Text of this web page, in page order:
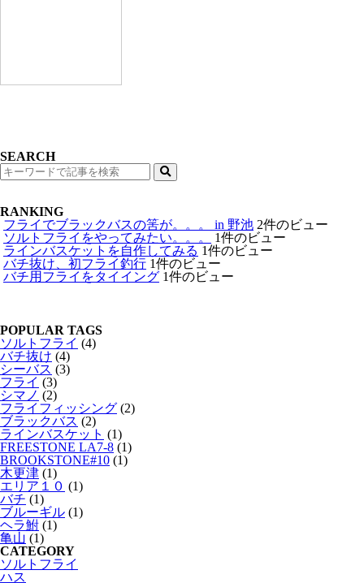
SEARCH
検
索
RANKING
フライでブラックバスの筈が。。。 in 野池 2件のビュー
ソルトフライをやってみたい。。。
1件のビュー
ラインバスケットを自作してみる 1件のビュー
バチ抜け、初フライ釣行 1件のビュー
バチ用フライをタイイング 1件のビュー
POPULAR TAGS
ソルトフライ (4)
バチ抜け (4)
シーバス (3)
フライ (3)
シマノ (2)
フライフィッシング (2)
ブラックバス (2)
ラインバスケット (1)
FREESTONE LA7-8 (1)
BROOKSTONE#10 (1)
木更津 (1)
エリア１０ (1)
バチ (1)
ブルーギル (1)
ヘラ鮒 (1)
亀山 (1)
CATEGORY
ソルトフライ
ハス